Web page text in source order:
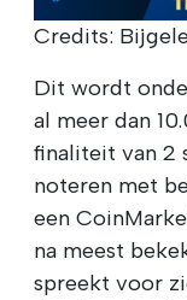
Credits:
Dit wordt
al meer dan
finaliteit van 2
noteren met
een
na meest
spreekt voor